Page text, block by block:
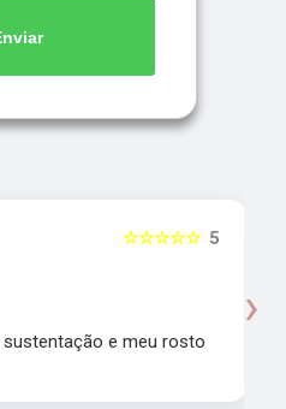
5
☆☆☆☆☆
e meu rosto
›